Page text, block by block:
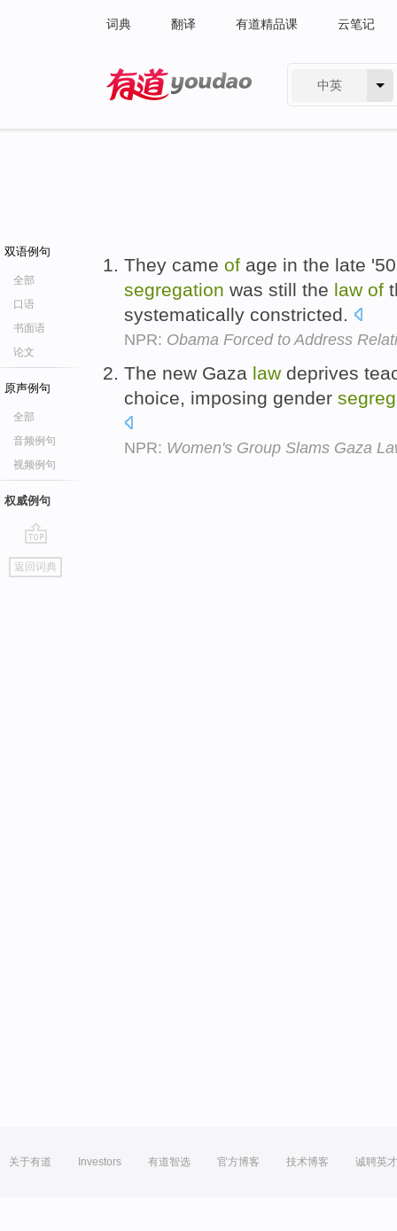
词典 翻译 有道精品课 云笔记
中英
双语例句
全部
口语
书面语
论文
原声例句
全部
音频例句
视频例句
权威例句
go
top
返回词典
They came of age in the late
segregation was still the law of
systematically constricted.
NPR: Obama Forced to Address
The new Gaza law deprives
choice, imposing gender
NPR: Women's Group Slams Gaza
关于有道 Investors 有道智选 官方博客 技术博客 诚聘英才